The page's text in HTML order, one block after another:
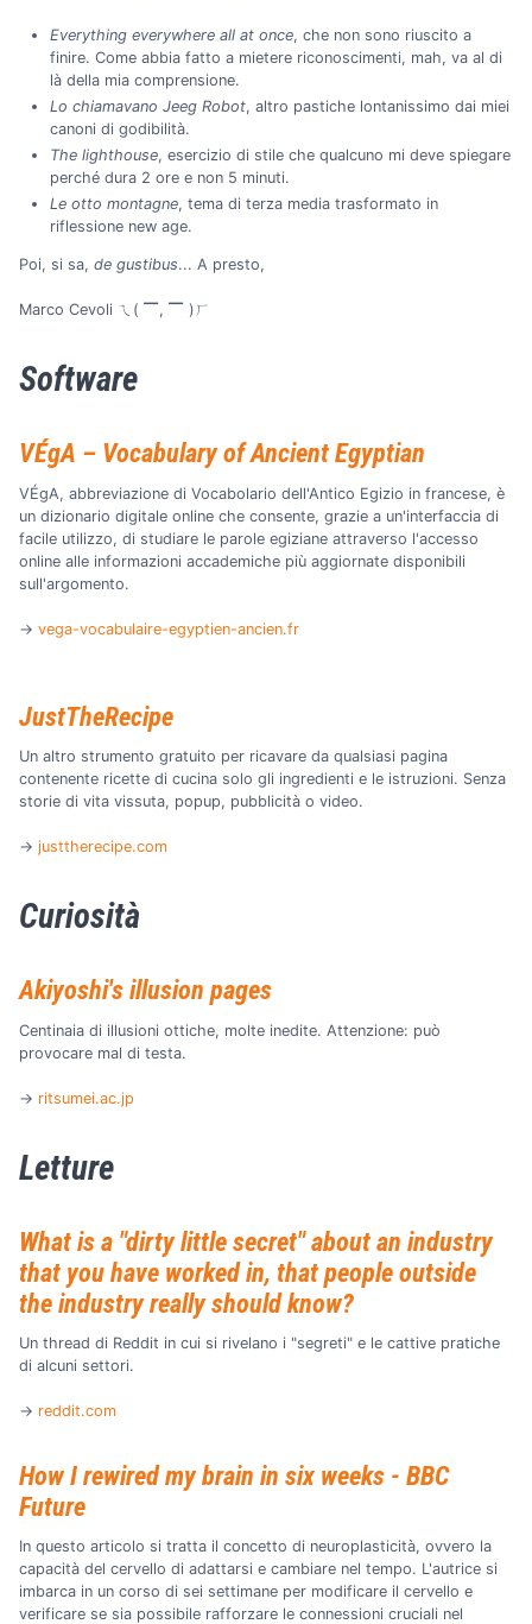
Everything everywhere all at once, che non sono riuscito a
finire. Come abbia fatto a mietere riconoscimenti, mah, va al di
là della mia comprensione.
Lo chiamavano Jeeg Robot, altro pastiche lontanissimo dai miei
canoni di godibilità.
The lighthouse, esercizio di stile che qualcuno mi deve spiegare
perché dura 2 ore e non 5 minuti.
Le otto montagne, tema di terza media trasformato in
riflessione new age.
Poi, si sa, de gustibus... A presto,
Marco Cevoli ㄟ( ▔, ▔ )ㄏ
Software
VÉgA – Vocabulary of Ancient Egyptian
VÉgA, abbreviazione di Vocabolario dell'Antico Egizio in francese, è
un dizionario digitale online che consente, grazie a un'interfaccia di
facile utilizzo, di studiare le parole egiziane attraverso l'accesso
online alle informazioni accademiche più aggiornate disponibili
sull'argomento.
→ vega-vocabulaire-egyptien-ancien.fr
JustTheRecipe
Un altro strumento gratuito per ricavare da qualsiasi pagina
contenente ricette di cucina solo gli ingredienti e le istruzioni. Senza
storie di vita vissuta, popup, pubblicità o video.
→ justtherecipe.com
Curiosità
Akiyoshi's illusion pages
Centinaia di illusioni ottiche, molte inedite. Attenzione: può
provocare mal di testa.
→ ritsumei.ac.jp
Letture
What is a "dirty little secret" about an industry
that you have worked in, that people outside
the industry really should know?
Un thread di Reddit in cui si rivelano i "segreti" e le cattive pratiche
di alcuni settori.
→ reddit.com
How I rewired my brain in six weeks - BBC
Future
In questo articolo si tratta il concetto di neuroplasticità, ovvero la
capacità del cervello di adattarsi e cambiare nel tempo. L'autrice si
imbarca in un corso di sei settimane per modificare il cervello e
verificare se sia possibile rafforzare le connessioni cruciali nel